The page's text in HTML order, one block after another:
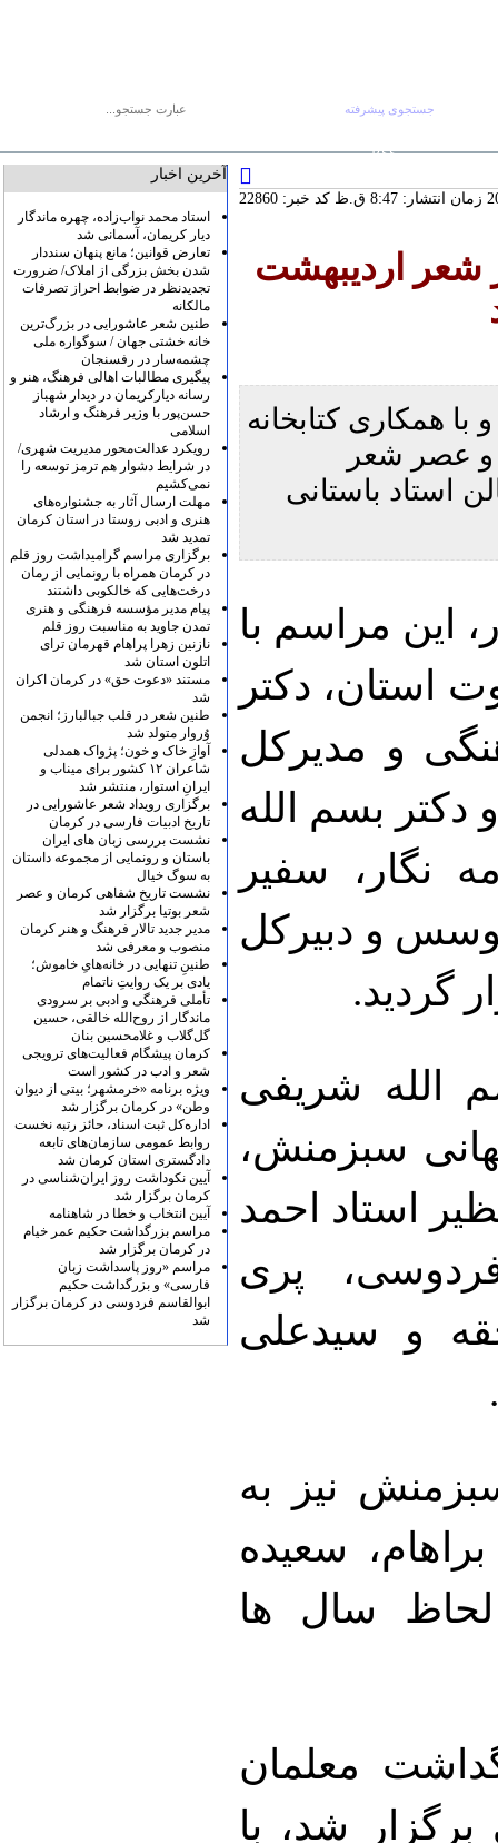
جستجوی پیشرفته
RSS
کد خبر: 22860
شعر اردیبهشت
همکاری کتابخانه
و عصر شعر
در سالن استاد باستانی
این مراسم با
استان، دکتر
و مدیرکل
دکتر بسم الله
نگار، سفیر
و دبیرکل
گردید.
الله شریفی
سبزمنش،
استاد احمد
پری
و سیدعلی
نیز به
سعیده
لحاظ سال ها
معلمان
شد، با
آخرین اخبار
استاد محمد نواب‌زاده، چهره ماندگار
دیار کریمان، آسمانی شد
تعارض قوانین؛ مانع پنهان سنددار
شدن بخش بزرگی از املاک/ ضرورت
تجدیدنظر در ضوابط احراز تصرفات
مالکانه
طنین شعر عاشورایی در بزرگ‌ترین
خانه خشتی جهان / سوگواره ملی
چشمه‌سار در رفسنجان
پیگیری مطالبات اهالی فرهنگ، هنر و
رسانه دیارکریمان در دیدار شهباز
حسن‌پور با وزیر فرهنگ و ارشاد
اسلامی
رویکرد عدالت‌محور مدیریت شهری/
در شرایط دشوار هم ترمز توسعه را
نمی‌کشیم
مهلت ارسال آثار به جشنواره‌های
هنری و ادبی روستا در استان کرمان
تمدید شد
برگزاری مراسم گرامیداشت روز قلم
در کرمان همراه با رونمایی از رمان
درخت‌هایی که خالکوبی داشتند
پیام مدیر مؤسسه فرهنگی و هنری
تمدن جاوید به مناسبت روز قلم
نازنین زهرا پراهام قهرمان ترای
اتلون استان شد
مستند «دعوت حق» در کرمان اکران
شد
طنین شعر در قلب جبالبارز؛ انجمن
وُروار متولد شد
آوازِ خاک و خون؛ پژواک همدلی
شاعران ۱۲ کشور برای میناب و
ایرانِ استوار، منتشر شد
برگزاری رویداد شعر عاشورایی در
تاریخ ادبیات فارسی در کرمان
نشست بررسی زبان های ایران
باستان و رونمایی از مجموعه داستان
به سوگ خیال
نشست تاریخ شفاهی کرمان و عصر
شعر بوتیا برگزار شد
مدیر جدید تالار فرهنگ و هنر کرمان
منصوب و معرفی شد
طنینِ تنهایی در خانه‌هایِ خاموش؛
یادی بر یک روایتِ ناتمام
تأملی فرهنگی و ادبی بر سرودی
ماندگار از روح‌الله خالقی، حسین
گل‌گلاب و غلامحسین بنان
کرمان پیشگام فعالیت‌های ترویجی
شعر و ادب در کشور است
ویژه برنامه «خرمشهر؛ بیتی از دیوان
وطن» در کرمان برگزار شد
اداره‌کل ثبت اسناد، حائز رتبه نخست
روابط عمومی سازمان‌های تابعه
دادگستری استان کرمان شد
آیین نکوداشت روز ایران‌شناسی در
کرمان برگزار شد
آیین انتخاب و خطا در شاهنامه
مراسم بزرگداشت حکیم عمر خیام
در کرمان برگزار شد
مراسم «روز پاسداشت زبان
فارسی» و بزرگداشت حکیم
ابوالقاسم فردوسی در کرمان برگزار
شد